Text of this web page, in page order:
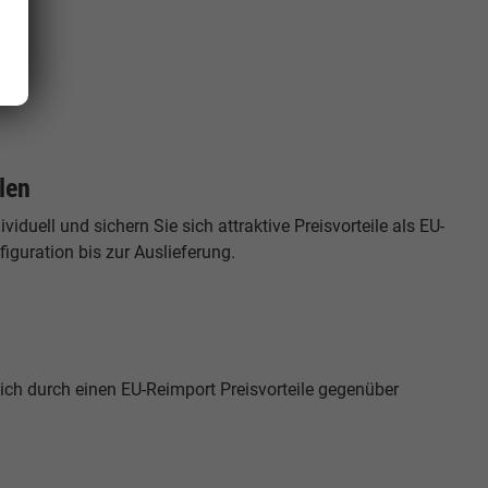
und sichern Sie sich attraktive Preisvorteile als EU-
bis zur Auslieferung.
durch einen EU-Reimport Preisvorteile gegenüber